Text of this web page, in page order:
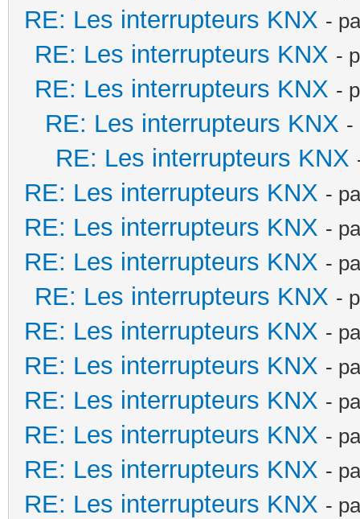
RE: Les interrupteurs KNX -
RE: Les interrupteurs KNX -
RE: Les interrupteurs KNX -
RE: Les interrupteurs KNX -
RE: Les interrupteurs KNX
RE: Les interrupteurs KNX -
RE: Les interrupteurs KNX -
RE: Les interrupteurs KNX -
RE: Les interrupteurs KNX -
RE: Les interrupteurs KNX -
RE: Les interrupteurs KNX -
RE: Les interrupteurs KNX -
RE: Les interrupteurs KNX -
RE: Les interrupteurs KNX -
RE: Les interrupteurs KNX -